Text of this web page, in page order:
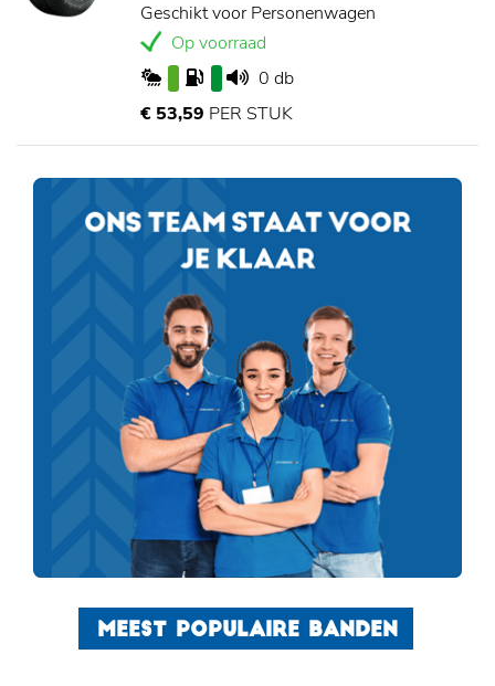
Geschikt voor Personenwagen
Op voorraad
0 db
€ 53,59 PER STUK
MEEST POPULAIRE BANDEN